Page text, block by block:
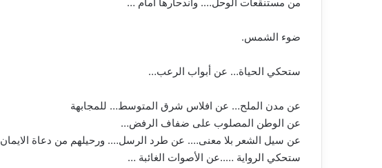
ضوء الشمس.
ستحكي الحياة… عن أبواب الرعب…
عن مدن الملح… عن افلاس شرق المتوسط… للمجابهة
عن الوطن المصلوب على ضفاف الرفض…
عن سيل الشعر بلا معنى…. عن طرد الرسل…. ورحيلهم من دعاة الايمان
ستحكي الرواية …..عن الأصوات الغائبة …